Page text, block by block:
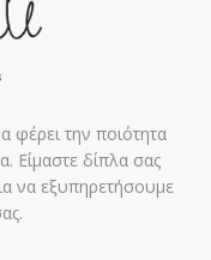
την ποιότητα
Είμαστε δίπλα σας
να εξυπηρετήσουμε